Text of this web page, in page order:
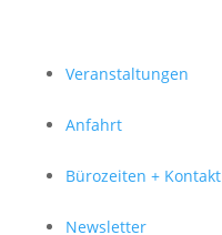
Veranstaltungen
Anfahrt
Bürozeiten + Kontakt
Newsletter